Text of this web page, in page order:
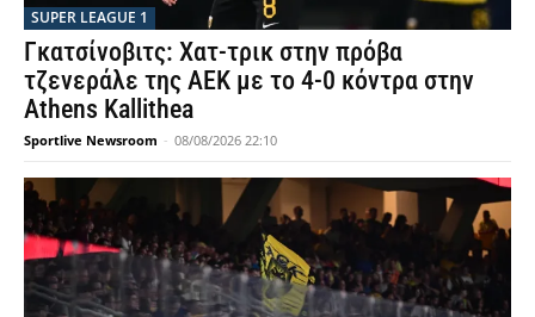
SUPER LEAGUE 1
Γκατσίνοβιτς: Χατ-τρικ στην πρόβα
τζενεράλε της ΑΕΚ με το 4-0 κόντρα στην
Athens Kallithea
Sportlive Newsroom - 08/08/2026 22:10